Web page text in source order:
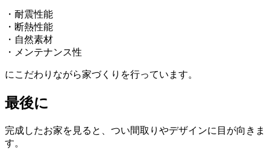
・耐震性能
・断熱性能
・自然素材
・メンテナンス性
にこだわりながら家づくりを行っています。
最後に
完成したお家を見ると、つい間取りやデザインに目が向きま
す。